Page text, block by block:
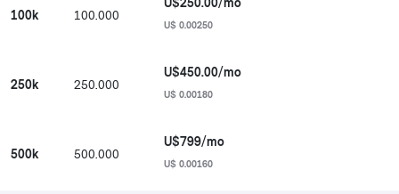
100k 100.000
U$250.00/mo
U$ 0.00250
250k 250.000
U$450.00/mo
U$ 0.00180
500k 500.000
U$799/mo
U$ 0.00160